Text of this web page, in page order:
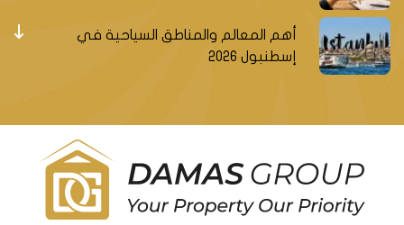
أهم المعالم والمناطق السياحية في
إسطنبول 2026